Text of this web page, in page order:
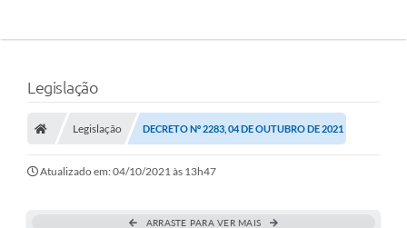
Legislação
Legislação DECRETO Nº 2283, 04 DE OUTUBRO DE 2021
Atualizado em: 04/10/2021 às 13h47
ARRASTE PARA VER MAIS